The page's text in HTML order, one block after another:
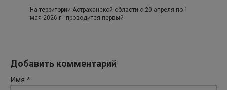
На территории Астраханской области с 20 апреля по 1
мая 2026 г. проводится первый
Добавить комментарий
Имя *